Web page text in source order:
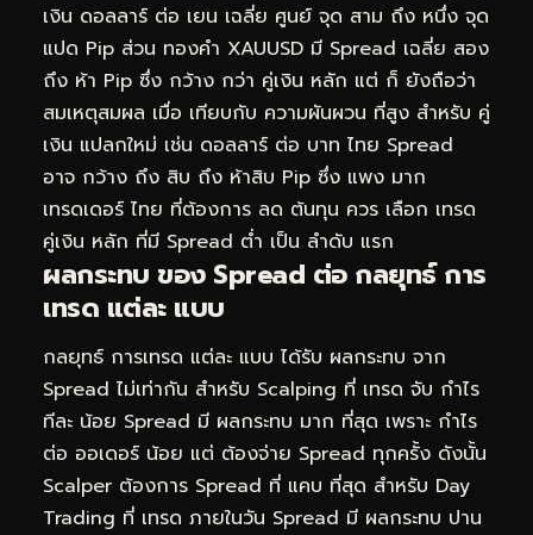
เงิน ดอลลาร์ ต่อ เยน เฉลี่ย ศูนย์ จุด สาม ถึง หนึ่ง จุด
แปด Pip ส่วน ทองคำ XAUUSD มี Spread เฉลี่ย สอง
ถึง ห้า Pip ซึ่ง กว้าง กว่า คู่เงิน หลัก แต่ ก็ ยังถือว่า
สมเหตุสมผล เมื่อ เทียบกับ ความผันผวน ที่สูง สำหรับ คู่
เงิน แปลกใหม่ เช่น ดอลลาร์ ต่อ บาท ไทย Spread
อาจ กว้าง ถึง สิบ ถึง ห้าสิบ Pip ซึ่ง แพง มาก
เทรดเดอร์ ไทย ที่ต้องการ ลด ต้นทุน ควร เลือก เทรด
คู่เงิน หลัก ที่มี Spread ต่ำ เป็น ลำดับ แรก
ผลกระทบ ของ Spread ต่อ กลยุทธ์ การ
เทรด แต่ละ แบบ
กลยุทธ์ การเทรด แต่ละ แบบ ได้รับ ผลกระทบ จาก
Spread ไม่เท่ากัน สำหรับ Scalping ที่ เทรด จับ กำไร
ทีละ น้อย Spread มี ผลกระทบ มาก ที่สุด เพราะ กำไร
ต่อ ออเดอร์ น้อย แต่ ต้องจ่าย Spread ทุกครั้ง ดังนั้น
Scalper ต้องการ Spread ที่ แคบ ที่สุด สำหรับ Day
Trading ที่ เทรด ภายในวัน Spread มี ผลกระทบ ปาน